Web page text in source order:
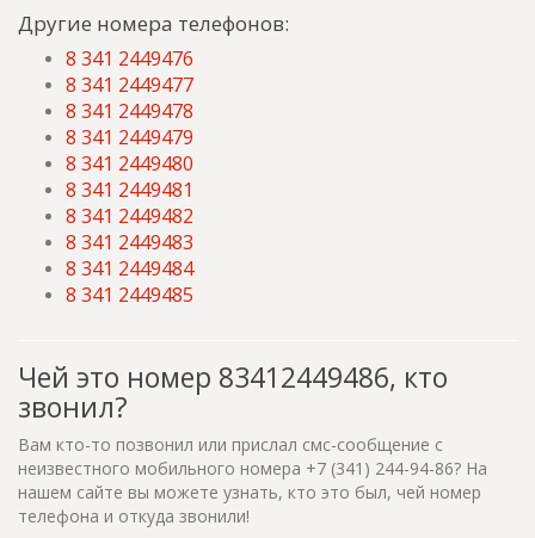
Другие номера телефонов:
8 341 2449476
8 341 2449477
8 341 2449478
8 341 2449479
8 341 2449480
8 341 2449481
8 341 2449482
8 341 2449483
8 341 2449484
8 341 2449485
Чей это номер 83412449486, кто
звонил?
Вам кто-то позвонил или прислал смс-сообщение с
неизвестного мобильного номера +7 (341) 244-94-86? На
нашем сайте вы можете узнать, кто это был, чей номер
телефона и откуда звонили!